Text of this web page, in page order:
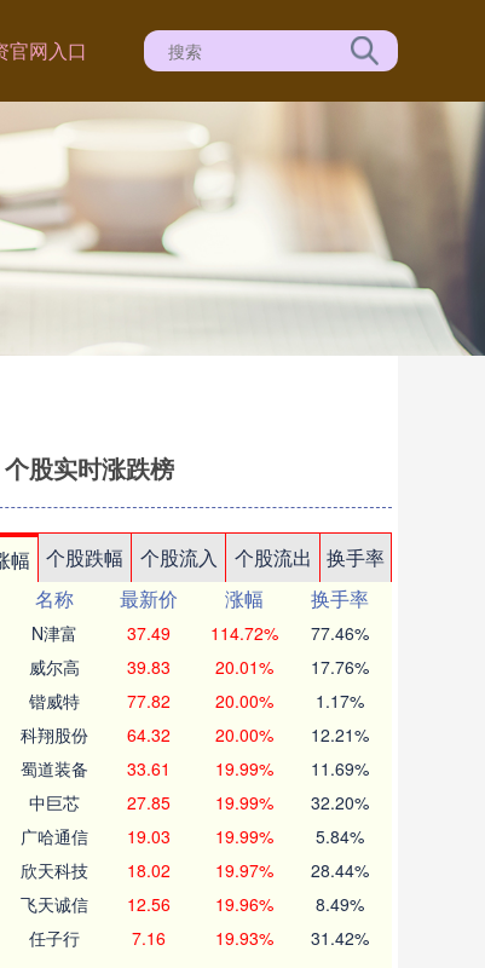
官网入口
个股实时涨跌榜
幅 个股跌幅 个股流入 个股流出
换手率
名称 最新价 涨幅
换手率
N津富 37.49 114.72% 77.46%
威尔高 39.83 20.01% 17.76%
锴威特 77.82 20.00% 1.17%
科翔股份 64.32 20.00% 12.21%
蜀道装备 33.61 19.99% 11.69%
中巨芯 27.85 19.99% 32.20%
广哈通信 19.03 19.99% 5.84%
欣天科技 18.02 19.97% 28.44%
飞天诚信 12.56 19.96% 8.49%
任子行 7.16 19.93% 31.42%